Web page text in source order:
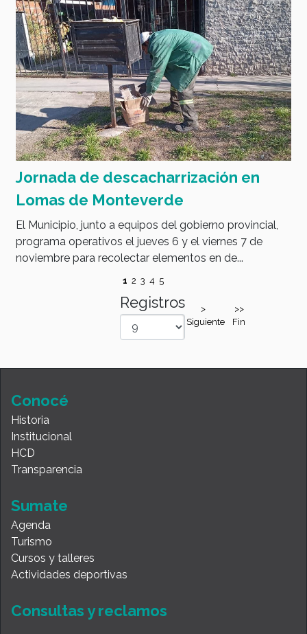
Jornada de descacharrización en
Lomas de Monteverde
El Municipio, junto a equipos del gobierno provincial,
programa operativos el jueves 6 y el viernes 7 de
noviembre para recolectar elementos en de...
1 2 3 4 5
Registros
>
Siguiente
>>
Fin
Conocé
Historia
Institucional
HCD
Transparencia
Sumate
Agenda
Turismo
Cursos y talleres
Actividades deportivas
Consultas y reclamos